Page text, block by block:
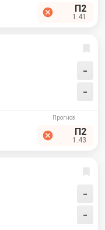
П2
1.41
-
-
П2
1.43
-
-